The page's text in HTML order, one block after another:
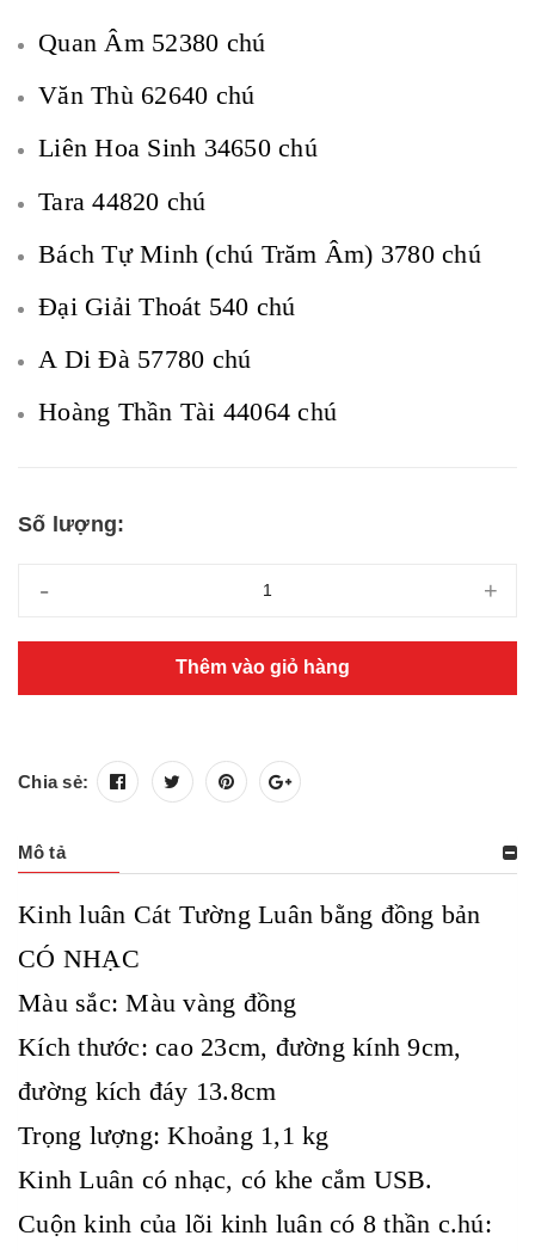
Quan Âm 52380 chú
Văn Thù 62640 chú
Liên Hoa Sinh 34650 chú
Tara 44820 chú
Bách Tự Minh (chú Trăm Âm) 3780 chú
Đại Giải Thoát 540 chú
A Di Đà 57780 chú
Hoàng Thần Tài 44064 chú
Số lượng:
- +
Thêm vào giỏ hàng
Chia sẻ:
Mô tả
Kinh luân Cát Tường Luân bằng đồng bản
CÓ NHẠC
Màu sắc: Màu vàng đồng
Kích thước: cao 23cm, đường kính 9cm,
đường kích đáy 13.8cm
Trọng lượng: Khoảng 1,1 kg
Kinh Luân có nhạc, có khe cắm USB.
Cuộn kinh của lõi kinh luân có 8 thần c.hú: